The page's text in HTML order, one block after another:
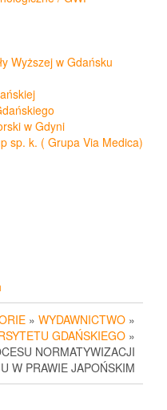
Wyższej w Gdańsku
w Gdyni
sp. k. ( Grupa Via Medica)
» WYDAWNICTWO »
GDAŃSKIEGO »
NORMATYWIZACJI
W PRAWIE JAPOŃSKIM